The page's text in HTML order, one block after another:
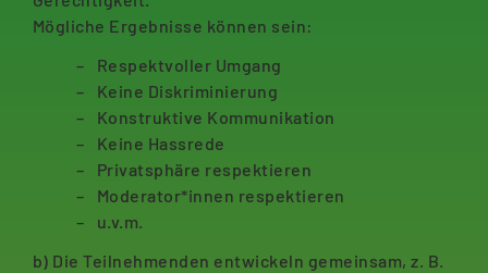
Mögliche Ergebnisse können sein:
Respektvoller Umgang
Keine Diskriminierung
Konstruktive Kommunikation
Keine Hassrede
Privatsphäre respektieren
Moderator*innen respektieren
u.v.m.
b) Die Teilnehmenden entwickeln gemeinsam, z. B.